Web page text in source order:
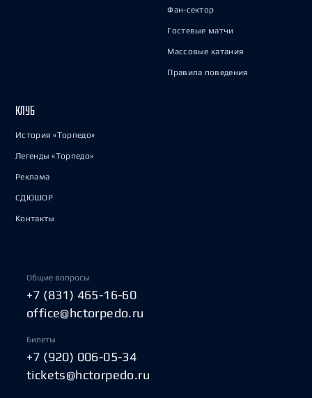
Фан-сектор
Гостевые матчи
Массовые катания
Правила поведения
КЛУБ
История «Торпедо»
Легенды «Торпедо»
Реклама
СДЮШОР
Контакты
Общие вопросы
+7 (831) 465-16-60
office@hctorpedo.ru
Билеты
+7 (920) 006-05-34
tickets@hctorpedo.ru